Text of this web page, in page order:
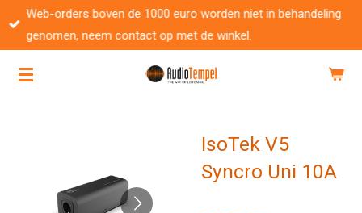
Ga
direct
de
Web-orders boven de 1000 euro worden niet in behandeling
genomen, neem contact op met de winkel.
IsoTek V5
Syncro Uni 10A